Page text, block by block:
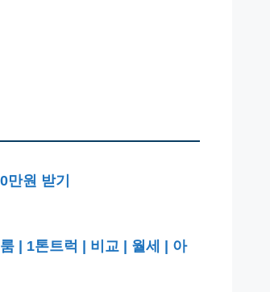
원 받기
| 1톤트럭 | 비교 | 월세 | 아